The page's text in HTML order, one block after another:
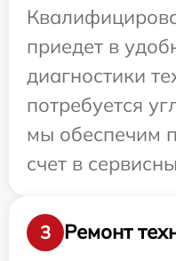
приедет в
диагностики
потребуется
мы обеспечим
счет в
3
Ремонт